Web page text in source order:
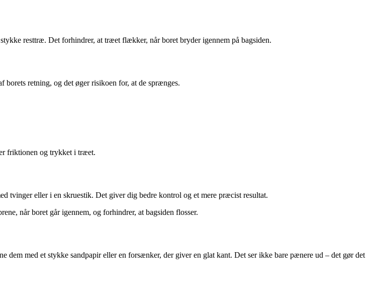
resttræ. Det forhindrer, at træet flækker, når boret bryder igennem på bagsiden.
retning, og det øger risikoen for, at de sprænges.
friktionen og trykket i træet.
tvinger eller i en skruestik. Det giver dig bedre kontrol og et mere præcist resultat.
når boret går igennem, og forhindrer, at bagsiden flosser.
med et stykke sandpapir eller en forsænker, der giver en glat kant. Det ser ikke bare pænere ud – det gør det